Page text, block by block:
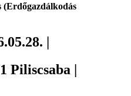
(Erdőgazdálkodás
|
Piliscsaba |